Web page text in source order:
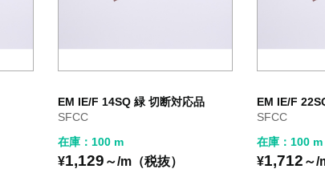
EM IE/F 14SQ 緑 切断対応品
SFCC
在庫：100 m
¥1,129 ～/m（税抜）
EM IE/F
SFCC
在庫：100 m
¥1,712 ～/